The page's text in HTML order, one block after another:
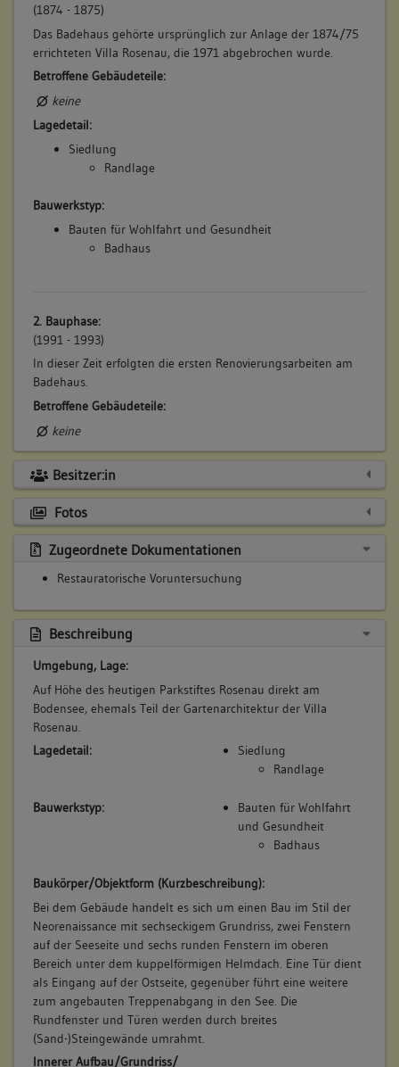
(1874 - 1875)
Das Badehaus gehörte ursprünglich zur Anlage der 1874/75
errichteten Villa Rosenau, die 1971 abgebrochen wurde.
Betroffene Gebäudeteile:
keine
Lagedetail:
Siedlung
Randlage
Bauwerkstyp:
Bauten für Wohlfahrt und Gesundheit
Badhaus
2. Bauphase:
(1991 - 1993)
In dieser Zeit erfolgten die ersten Renovierungsarbeiten am
Badehaus.
Betroffene Gebäudeteile:
keine
Besitzer:in
Fotos
Zugeordnete Dokumentationen
Restauratorische Voruntersuchung
Beschreibung
Umgebung, Lage:
Auf Höhe des heutigen Parkstiftes Rosenau direkt am
Bodensee, ehemals Teil der Gartenarchitektur der Villa
Rosenau.
Lagedetail:
Siedlung
Randlage
Bauwerkstyp:
Bauten für Wohlfahrt
und Gesundheit
Badhaus
Baukörper/Objektform (Kurzbeschreibung):
Bei dem Gebäude handelt es sich um einen Bau im Stil der
Neorenaissance mit sechseckigem Grundriss, zwei Fenstern
auf der Seeseite und sechs runden Fenstern im oberen
Bereich unter dem kuppelförmigen Helmdach. Eine Tür dient
als Eingang auf der Ostseite, gegenüber führt eine weitere
zum angebauten Treppenabgang in den See. Die
Rundfenster und Türen werden durch breites
(Sand-)Steingewände umrahmt.
Innerer Aufbau/Grundriss/